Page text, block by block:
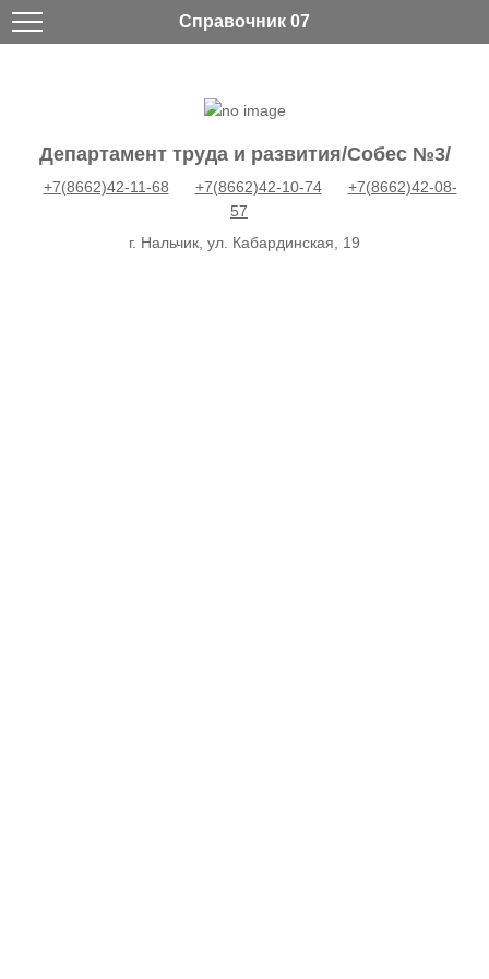
Справочник 07
Департамент труда и развития/Собес №3/
+7(8662)42-11-68 +7(8662)42-10-74
+7(8662)42-08-
57
г. Нальчик, ул. Кабардинская, 19